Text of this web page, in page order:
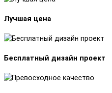
Лучшая цена
Бесплатный дизайн проект